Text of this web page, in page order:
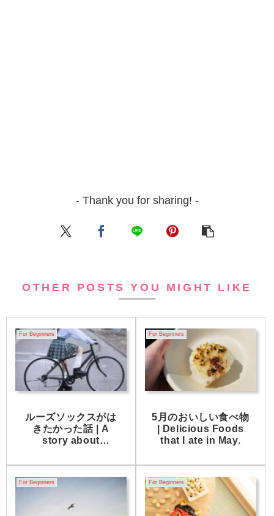
- Thank you for sharing! -
OTHER POSTS YOU MIGHT LIKE
For Beginners
ルーズソックスがは
きたかった話 | A
story about
“loose socks”.
For Beginners
5月のおいしい食べ物
| Delicious Foods
that I ate in May.
For Beginners For Beginners